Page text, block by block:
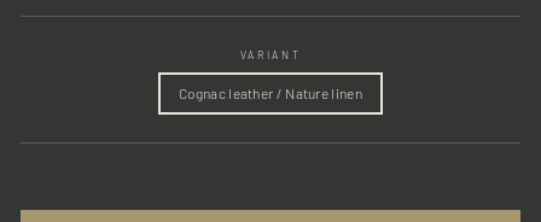
VARIANT
Cognac leather / Nature linen